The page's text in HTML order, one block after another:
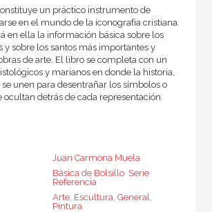
un práctico instrumento de
en el mundo de la iconografía cristiana.
en ella la información básica sobre los
y sobre los santos más importantes y
de arte. El libro se completa con un
y marianos en donde la historia,
se unen para desentrañar los símbolos o
ocultan detrás de cada representación.
Juan Carmona Muela
Básica de Bolsillo  Serie
Referencia
Arte, Escultura General
Pintura